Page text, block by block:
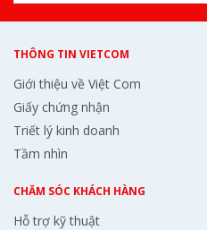
THÔNG TIN VIETCOM
Giới thiệu về Việt Com
Giấy chứng nhận
Triết lý kinh doanh
Tầm nhìn
CHĂM SÓC KHÁCH HÀNG
Hỗ trợ kỹ thuật